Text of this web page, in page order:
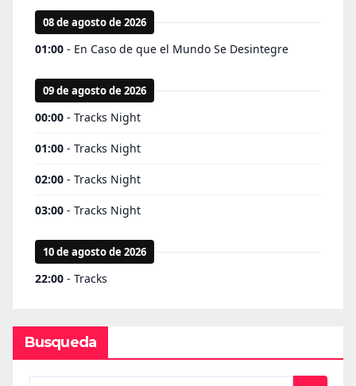
Busqueda